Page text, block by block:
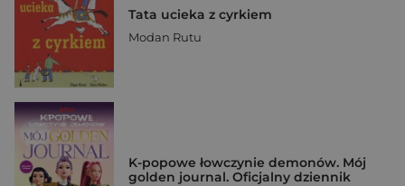
Tata ucieka z cyrkiem
Modan Rutu
K-popowe łowczynie demonów. Mój
golden journal. Oficjalny dziennik